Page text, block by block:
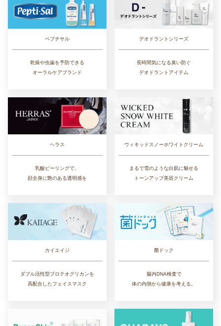
ペプチサル
乾燥や虫歯を予防できる
オーラルケアブランド
デオドラントシリーズ
長時間気になる臭い防ぐ
デオドラントアイテム
ヘラス
乳酸ピーリングで、
顔全身に艶のある透明感を
ウィキッドスノーホワイトクリーム
まるで雪のような白肌に魅せる
トーンアップ美容クリーム
カイエイジ
ダブル活性型プロテオグリカンを
高配合したフェイスマスク
菌ドック
腸内DNA検査で
体の内側から健康を考える。